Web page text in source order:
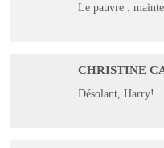
Le pauvre .
CHRISTINE
Désolant, Harry!